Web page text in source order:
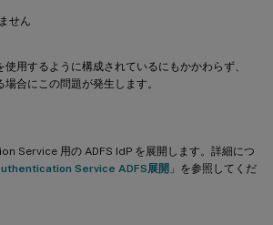
用するように構成されているにもかかわらず、
合にこの問題が発生します。
Service 用の ADFS IdP を展開します。詳細につ
Service ADFS展開 」を参照してくだ